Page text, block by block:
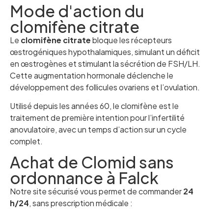
Mode d'action du
clomifène citrate
Le clomifène citratebloque les récepteurs
œstrogéniques hypothalamiques, simulant un déficit
en œstrogènes et stimulant la sécrétion de FSH/LH.
Cette augmentation hormonale déclenche le
développement des follicules ovariens et l’ovulation.
Utilisé depuis les années 60, le clomifène est le
traitement de première intention pour l’infertilité
anovulatoire, avec un temps d’action sur un cycle
complet.
Achat de Clomid sans
ordonnance à Falck
Notre site sécurisé vous permet de commander24
h/24, sans prescription médicale :